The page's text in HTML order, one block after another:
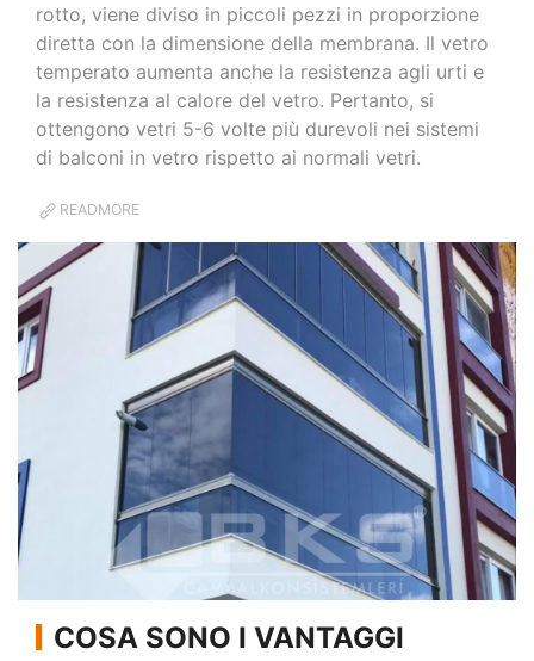
rotto, viene diviso in piccoli pezzi in proporzione
diretta con la dimensione della membrana. Il vetro
temperato aumenta anche la resistenza agli urti e
la resistenza al calore del vetro. Pertanto, si
ottengono vetri 5-6 volte più durevoli nei sistemi
di balconi in vetro rispetto ai normali vetri.
READMORE
COSA SONO I VANTAGGI